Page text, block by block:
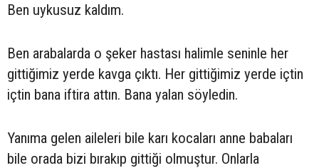
Ben uykusuz kaldım.
Ben arabalarda o şeker hastası halimle seninle her
gittiğimiz yerde kavga çıktı. Her gittiğimiz yerde içtin
içtin bana iftira attın. Bana yalan söyledin.
Yanıma gelen aileleri bile karı kocaları anne babaları
bile orada bizi bırakıp gittiği olmuştur. Onlarla